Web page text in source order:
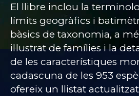
El llibre inclou la
límits geogràfics i
bàsics de taxonomia, a
il·lustrat de famílies i la
de les característiques
cadascuna de les 953
ofereix un llistat